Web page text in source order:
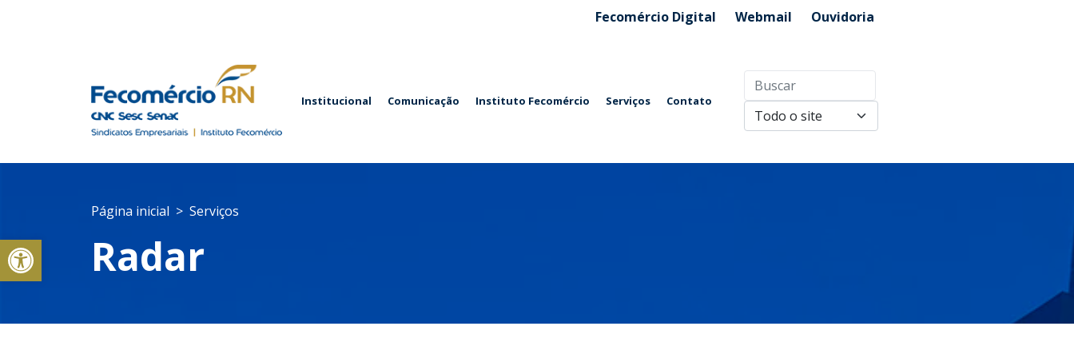
Abrir a barra de ferramentas
Fecomércio Digital Webmail Ouvidoria
Institucional Comunicação Instituto Fecomércio Serviços Contato
Página inicial Serviços
Radar